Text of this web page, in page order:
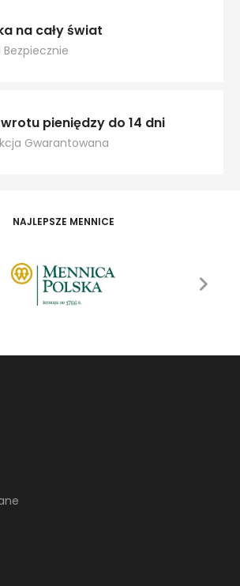
na cały świat
Bezpiecznie
pieniędzy do 14 dni
Gwarantowana
NAJLEPSZE MENNICE